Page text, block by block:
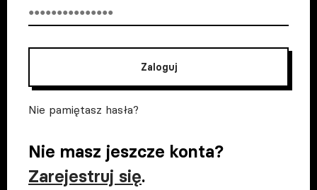
Zaloguj
Nie pamiętasz hasła?
Nie masz jeszcze konta?
Zarejestruj się.